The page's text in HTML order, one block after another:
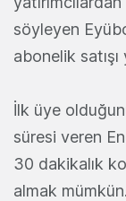
söyleyen
abonelik
İlk üye
süresi veren
30 dakikalık
almak mümkün.